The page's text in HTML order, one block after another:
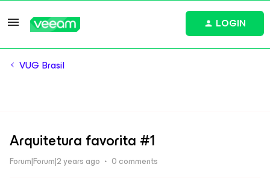
LOGIN
VUG Brasil
Arquitetura favorita #1
Forum|Forum|2 years ago 0 comments